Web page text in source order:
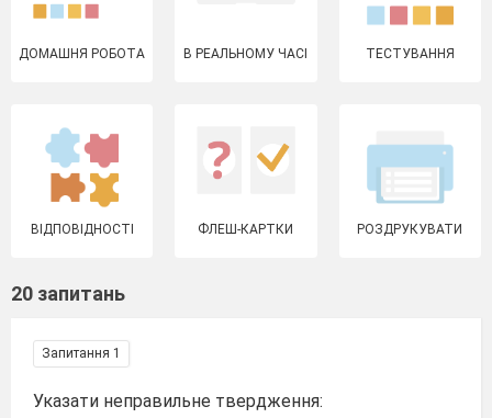
ДОМАШНЯ РОБОТА В РЕАЛЬНОМУ ЧАСІ ТЕСТУВАННЯ
ВІДПОВІДНОСТІ ФЛЕШ-КАРТКИ РОЗДРУКУВАТИ
20 запитань
Запитання 1
Указати неправильне твердження: